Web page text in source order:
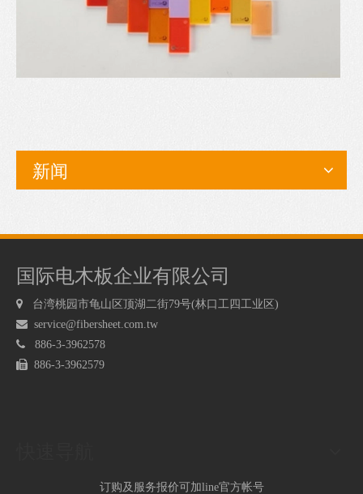
新闻
国际电木板企业有限公司
 台湾桃园市龟山区顶湖二街79号(林口工四工业区)
 service@fibersheet.com.tw
 886-3-3962578
 886-3-3962579
订购及服务报价可加line官方帐号